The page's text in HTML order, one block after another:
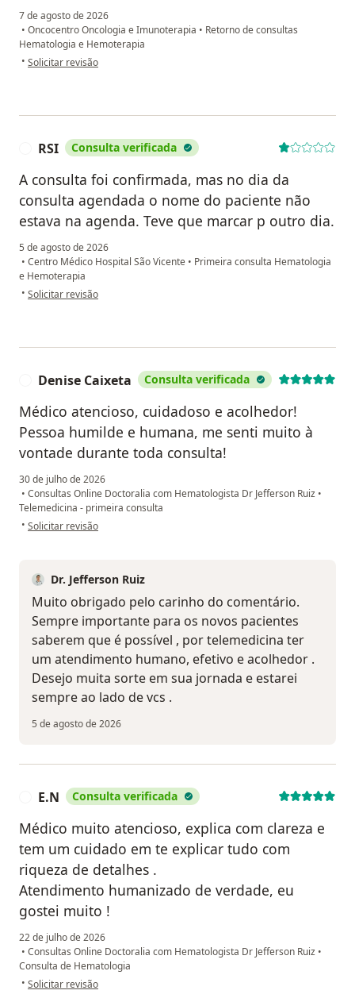
7 de agosto de 2026
• Oncocentro Oncologia e Imunoterapia • Retorno de consultas
Hematologia e Hemoterapia
• na opinião do utilizador Edvino Paulo Jamielniak
Solicitar revisão
RSI Consulta verificada
A consulta foi confirmada, mas no dia da
consulta agendada o nome do paciente não
estava na agenda. Teve que marcar p outro dia.
5 de agosto de 2026
• Centro Médico Hospital São Vicente • Primeira consulta Hematologia
e Hemoterapia
• na opinião do utilizador RSI
Solicitar revisão
Denise Caixeta Consulta verificada
Médico atencioso, cuidadoso e acolhedor!
Pessoa humilde e humana, me senti muito à
vontade durante toda consulta!
30 de julho de 2026
• Consultas Online Doctoralia com Hematologista Dr Jefferson Ruiz •
Telemedicina - primeira consulta
• na opinião do utilizador Denise Caixeta
Solicitar revisão
Dr. Jefferson Ruiz
Muito obrigado pelo carinho do comentário.
Sempre importante para os novos pacientes
saberem que é possível , por telemedicina ter
um atendimento humano, efetivo e acolhedor .
Desejo muita sorte em sua jornada e estarei
sempre ao lado de vcs .
5 de agosto de 2026
E.N Consulta verificada
Médico muito atencioso, explica com clareza e
tem um cuidado em te explicar tudo com
riqueza de detalhes .
Atendimento humanizado de verdade, eu
gostei muito !
22 de julho de 2026
• Consultas Online Doctoralia com Hematologista Dr Jefferson Ruiz •
Consulta de Hematologia
• na opinião do utilizador E.N
Solicitar revisão